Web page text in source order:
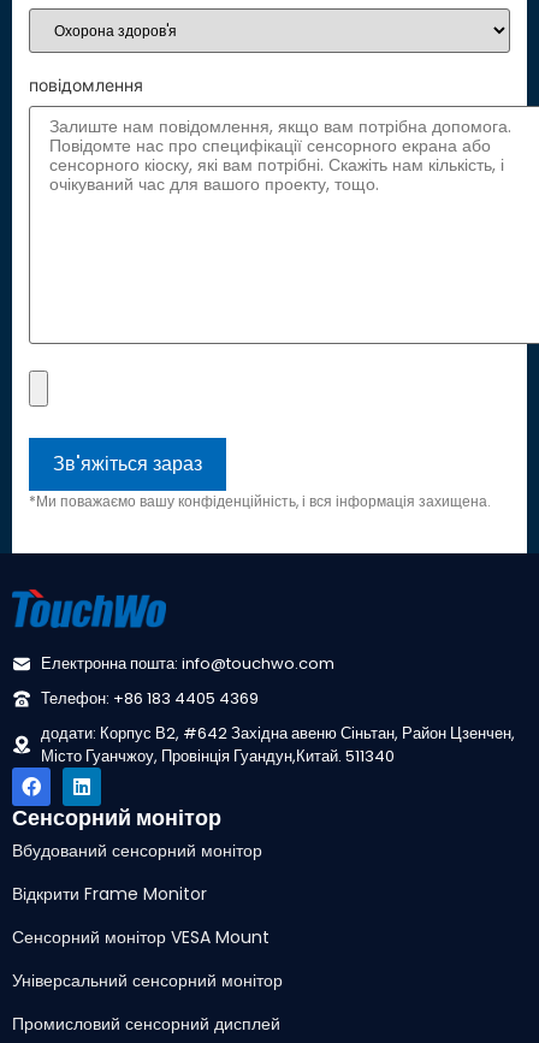
повідомлення
*Ми поважаємо вашу конфіденційність, і вся інформація захищена.
Електронна пошта: info@touchwo.com
Телефон: +86 183 4405 4369
додати: Корпус В2, #642 Західна авеню Сіньтан, Район Цзенчен,
Місто Гуанчжоу, Провінція Гуандун,Китай. 511340
Сенсорний монітор
Вбудований сенсорний монітор
Відкрити Frame Monitor
Сенсорний монітор VESA Mount
Універсальний сенсорний монітор
Промисловий сенсорний дисплей